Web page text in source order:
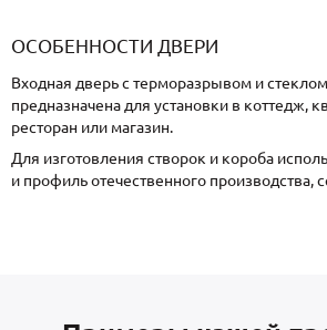
ОСОБЕННОСТИ ДВЕРИ
Входная дверь с терморазрывом и
предназначена для установки в коттедж,
ресторан или магазин.
Для изготовления створок и короба
и профиль отечественного производства,
Готовая конструкция имеет необходимую